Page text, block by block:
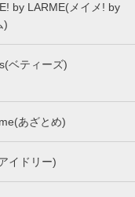
by LARME(メイメ! by
)
ベティーズ)
あざとめ)
イドリー)